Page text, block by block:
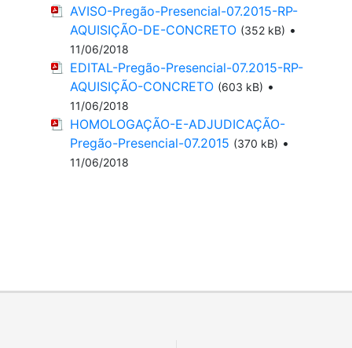
AVISO-Pregão-Presencial-07.2015-RP-
AQUISIÇÃO-DE-CONCRETO (352 kB) •
11/06/2018
EDITAL-Pregão-Presencial-07.2015-RP-
AQUISIÇÃO-CONCRETO (603 kB) •
11/06/2018
HOMOLOGAÇÃO-E-ADJUDICAÇÃO-
Pregão-Presencial-07.2015 (370 kB) •
11/06/2018